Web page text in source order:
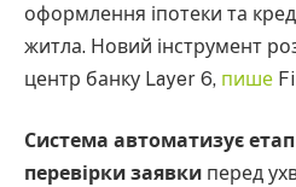
оформлення іпотеки та
житла. Новий інструмент
центр банку Layer 6, пише
Система автоматизує
перевірки заявки перед